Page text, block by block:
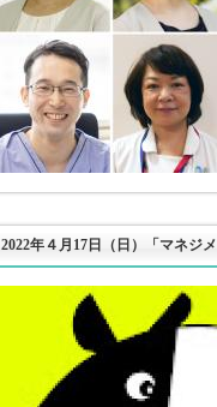
2022年４月17日（日）「マネジ